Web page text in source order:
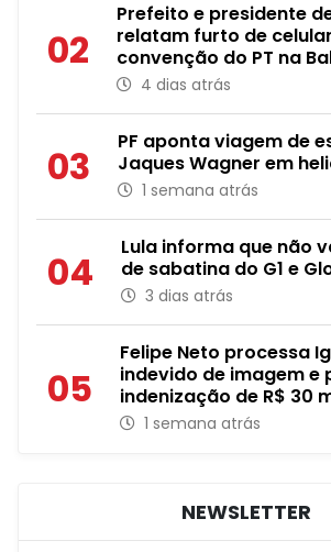
02
Prefeito e presidente
relatam furto de
convenção do PT na
4 dias atrás
03
PF aponta viagem de
Jaques Wagner em
1 semana atrás
04
Lula informa que não
de sabatina do G1 e
3 dias atrás
05
Felipe Neto processa
indevido de imagem e
indenização de R$ 30
1 semana atrás
NEWSLETTER